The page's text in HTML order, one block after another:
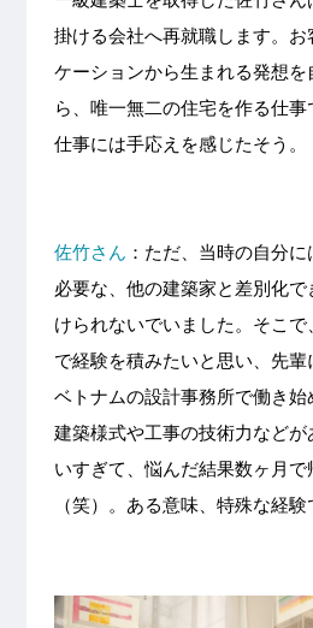
掛ける会社へ再就職します。
ケーションから生まれる発想
ら、唯一無二の住宅を作る仕事
仕事には手応えを感じたそう。
佐竹さん ：ただ、当時の自分
必要な、他の建築家と差別化
けられないでいました。そこ
で経験を積みたいと思い、先輩
ベトナムの設計事務所で働き
建築様式や工事の技術力など
いすぎて、悩んだ結果数ヶ月で
（笑）。ある意味、特殊な経験